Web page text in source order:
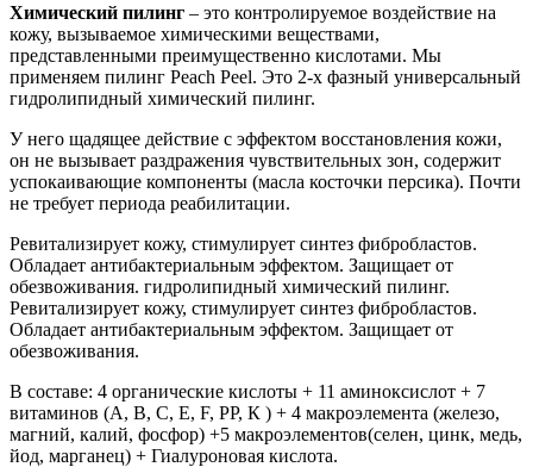
Химический пилинг – это контролируемое воздействие на
кожу, вызываемое химическими веществами,
представленными преимущественно кислотами. Мы
применяем пилинг Peach Peel. Это 2-х фазный универсальный
гидролипидный химический пилинг.
У него щадящее действие с эффектом восстановления кожи,
он не вызывает раздражения чувствительных зон, содержит
успокаивающие компоненты (масла косточки персика). Почти
не требует периода реабилитации.
Ревитализирует кожу, стимулирует синтез фибробластов.
Обладает антибактериальным эффектом. Защищает от
обезвоживания. гидролипидный химический пилинг.
Ревитализирует кожу, стимулирует синтез фибробластов.
Обладает антибактериальным эффектом. Защищает от
обезвоживания.
В составе: 4 органические кислоты + 11 аминоксислот + 7
витаминов (А, В, С, Е, F, РР, К ) + 4 макроэлемента (железо,
магний, калий, фосфор) +5 макроэлементов(селен, цинк, медь,
йод, марганец) + Гиалуроновая кислота.